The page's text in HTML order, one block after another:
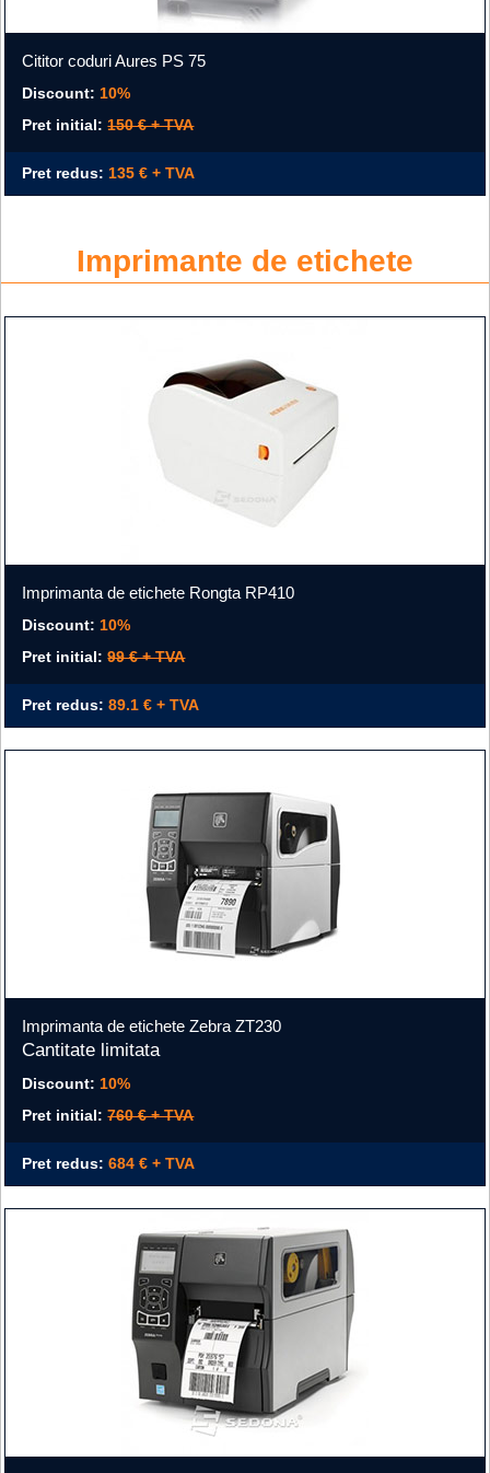
Cititor coduri Aures PS 75
Discount: 10%
Pret initial:150 € + TVA
Pret redus: 135 € + TVA
Imprimante de etichete
Imprimanta de etichete Rongta RP410
Discount: 10%
Pret initial:99 € + TVA
Pret redus:89.1 € + TVA
Imprimanta de etichete Zebra ZT230
Cantitate limitata
Discount: 10%
Pret initial:760 € + TVA
Pret redus:684 € + TVA